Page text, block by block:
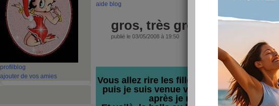
profil blog
ajouter de vos amies
aide blog
gros, très gros dodo !!!
publié le 03/05/2008 à 19:50
Vous allez rire les filles !!! je me suis
puis je suis venue vous voir 2 min sur
après je me suis recouchée.